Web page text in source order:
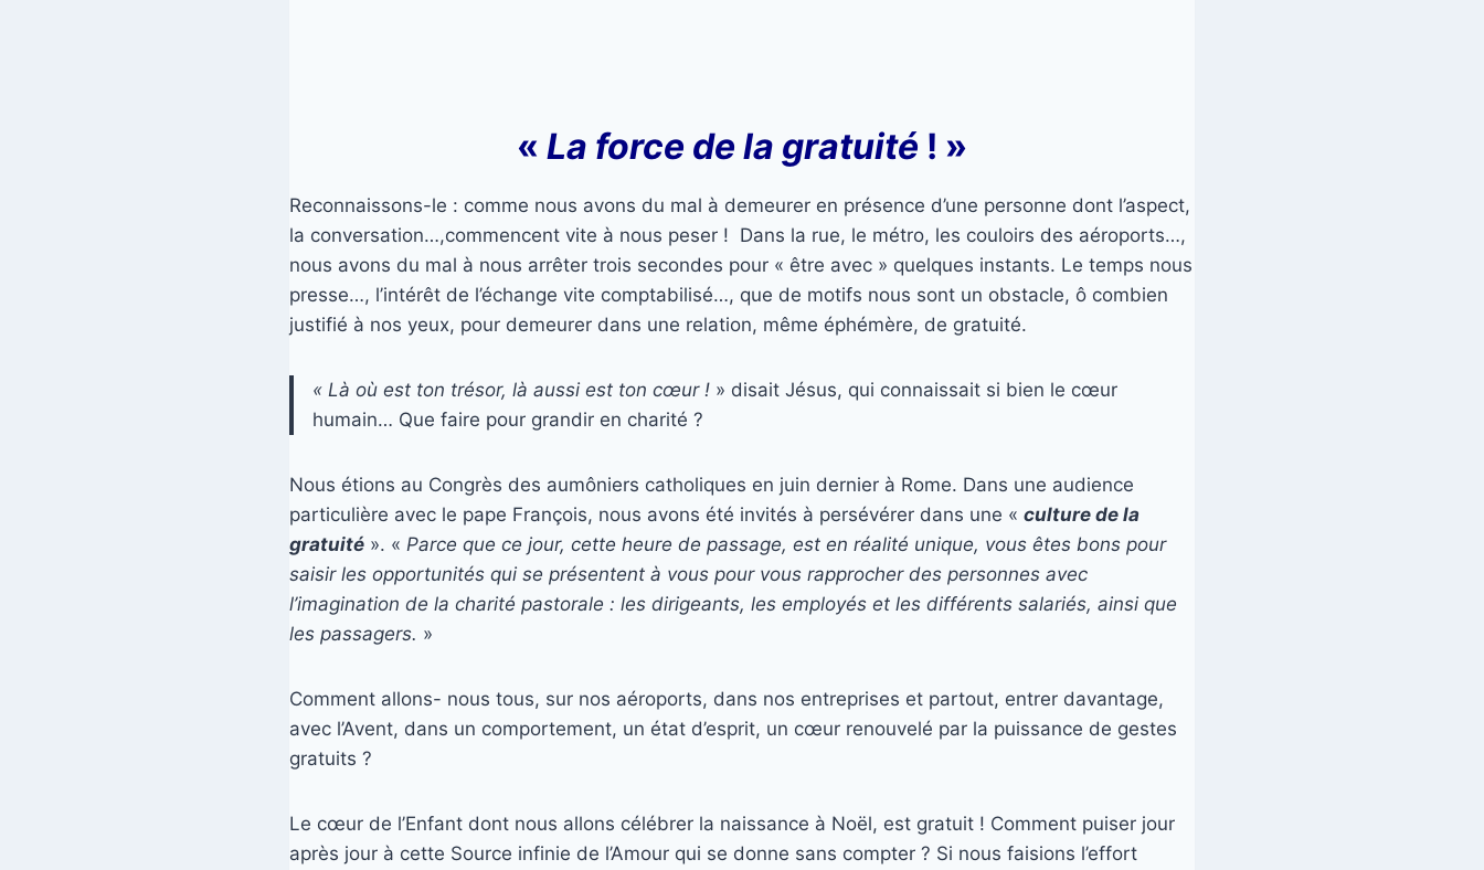
« La force de la gratuité ! »
Reconnaissons-le : comme nous avons du mal à demeurer en présence d’une personne dont l’aspect,
la conversation…,commencent vite à nous peser ! Dans la rue, le métro, les couloirs des aéroports…,
nous avons du mal à nous arrêter trois secondes pour « être avec » quelques instants. Le temps nous
presse…, l’intérêt de l’échange vite comptabilisé…, que de motifs nous sont un obstacle, ô combien
justifié à nos yeux, pour demeurer dans une relation, même éphémère, de gratuité.
« Là où est ton trésor, là aussi est ton cœur !» disait Jésus, qui connaissait si bien le cœur
humain… Que faire pour grandir en charité ?
Nous étions au Congrès des aumôniers catholiques en juin dernier à Rome. Dans une audience
particulière avec le pape François, nous avons été invités à persévérer dans une « culture de la
gratuité». « Parce que ce jour, cette heure de passage, est en réalité unique, vous êtes bons pour
saisir les opportunités qui se présentent à vous pour vous rapprocher des personnes avec
l’imagination de la charité pastorale : les dirigeants, les employés et les différents salariés, ainsi que
les passagers. »
Comment allons- nous tous, sur nos aéroports, dans nos entreprises et partout, entrer davantage,
avec l’Avent, dans un comportement, un état d’esprit, un cœur renouvelé par la puissance de gestes
gratuits ?
Le cœur de l’Enfant dont nous allons célébrer la naissance à Noël, est gratuit ! Comment puiser jour
après jour à cette Source infinie de l’Amour qui se donne sans compter ? Si nous faisions l’effort